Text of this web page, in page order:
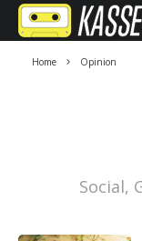
Home Opinion
Social,